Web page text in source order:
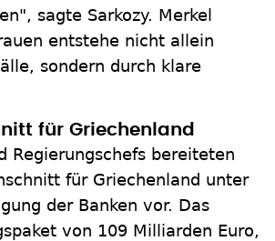
sagte Sarkozy. Merkel
entstehe nicht allein
sondern durch klare
für Griechenland
Regierungschefs bereiteten
für Griechenland unter
der Banken vor. Das
von 109 Milliarden Euro,